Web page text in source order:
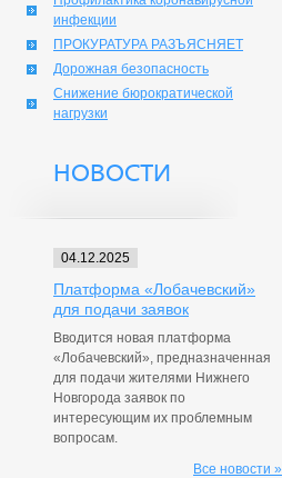
инфекции
ПРОКУРАТУРА РАЗЪЯСНЯЕТ
Дорожная безопасность
Снижение бюрократической
нагрузки
НОВОСТИ
04.12.2025
Платформа «Лобачевский»
для подачи заявок
Вводится новая платформа
«Лобачевский», предназначенная
для подачи жителями Нижнего
Новгорода заявок по
интересующим их проблемным
вопросам.
Все новости »